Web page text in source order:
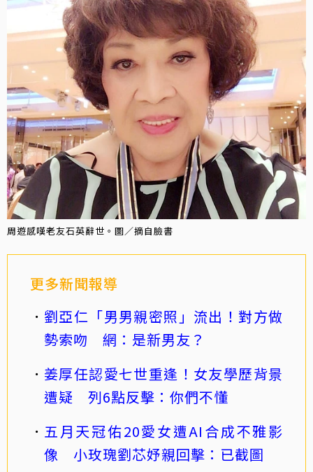
周遊感嘆老友石英辭世。圖／摘自臉書
更多新聞報導
劉亞仁「男男親密照」流出！對方做
勢索吻 網：是新男友？
姜厚任認愛七世重逢！女友學歷背景
遭疑 列6點反擊：你們不懂
五月天冠佑20愛女遭AI合成不雅影
像 小玫瑰劉芯妤親回擊：已截圖